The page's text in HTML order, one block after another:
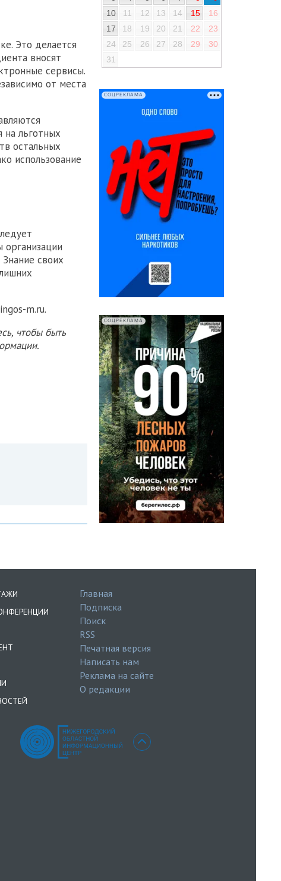
Это делается
вносят
сервисы.
от места
льготных
остальных
использование
своих
m.ru.
чтобы быть
10
11 12 13 14 15
16
17
18 19 20 21 22
23
24
25 26 27 28 29
30
31
СОЦРЕКЛАМА
СОЦРЕКЛАМА
Главная
Подписка
Поиск
RSS
Печатная версия
Написать нам
Реклама на сайте
О редакции